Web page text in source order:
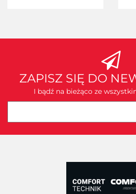
ZAPISZ SIĘ DO
I bądź na bieżąco ze